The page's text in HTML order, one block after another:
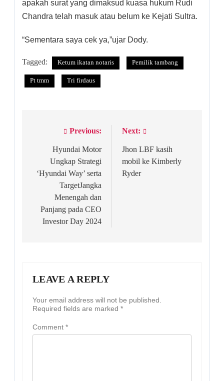
apakah surat yang dimaksud kuasa hukum Rudi
Chandra telah masuk atau belum ke Kejati Sultra.
“Sementara saya cek ya,”ujar Dody.
Tagged: Ketum ikatan notaris Pemilik tambang
Pt tmm Tri firdaus
navigation
Previous:
Hyundai Motor
Ungkap Strategi
‘Hyundai Way’ serta
TargetJangka
Menengah dan
Panjang pada CEO
Investor Day 2024
Next:
Jhon LBF kasih
mobil ke Kimberly
Ryder
LEAVE A REPLY
Your email address will not be published.
Required fields are marked *
Comment *